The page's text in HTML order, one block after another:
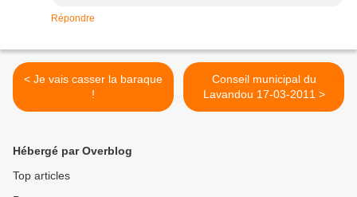
Répondre
< Je vais casser la baraque
!
Conseil municipal du
Lavandou 17-03-2011 >
Hébergé par Overblog
Top articles